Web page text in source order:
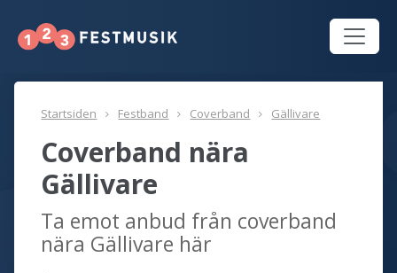
Startsiden Festband Coverband Gällivare
Coverband nära
Gällivare
Ta emot anbud från coverband
nära Gällivare här